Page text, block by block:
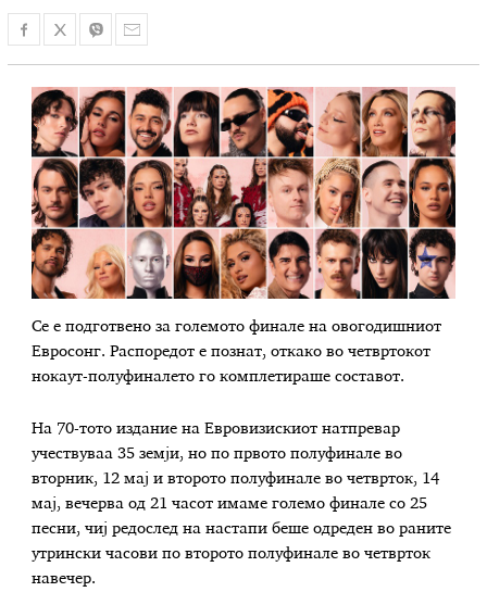
Се е подготвено за големото финале на овогодишниот
Евросонг. Распоредот е познат, откако во четвртокот
нокаут-полуфиналето го комплетираше составот.
На 70-тото издание на Евровизискиот натпревар
учествуваа 35 земји, но по првото полуфинале во
вторник, 12 мај и второто полуфинале во четврток, 14
мај, вечерва од 21 часот имаме големо финале со 25
песни, чиј редослед на настапи беше одреден во раните
утрински часови по второто полуфинале во четврток
навечер.